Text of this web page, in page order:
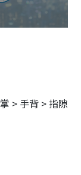
> 手背 > 指隙